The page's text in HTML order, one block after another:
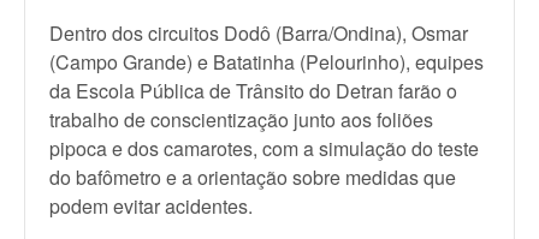
Dentro dos circuitos Dodô (Barra/Ondina), Osmar
(Campo Grande) e Batatinha (Pelourinho), equipes
da Escola Pública de Trânsito do Detran farão o
trabalho de conscientização junto aos foliões
pipoca e dos camarotes, com a simulação do teste
do bafômetro e a orientação sobre medidas que
podem evitar acidentes.